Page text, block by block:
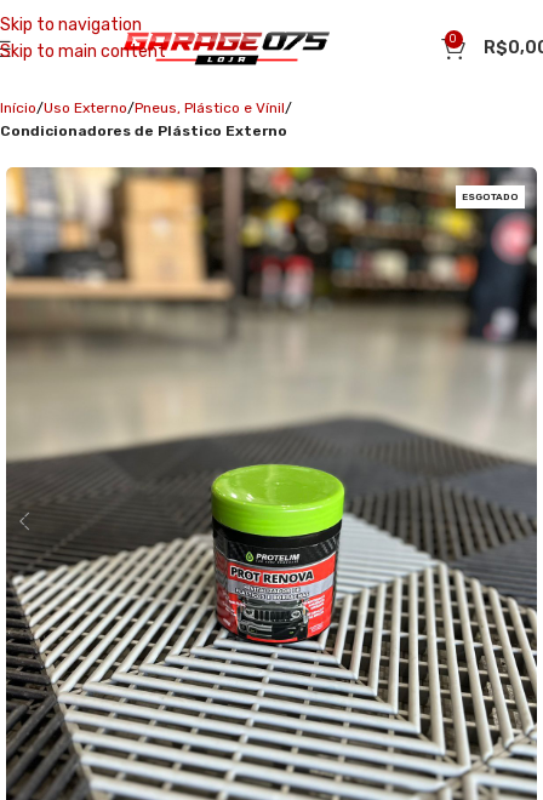
Skip to navigation
Skip to main content
0 R$
Início Uso Externo Pneus, Plástico e Vínil
Condicionadores de Plástico Externo
ESGOTADO